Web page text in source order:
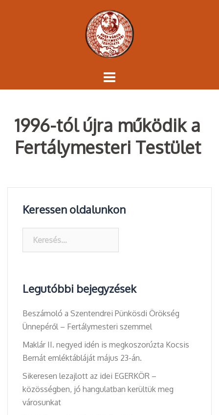
1996-tól újra működik a
Fertálymesteri Testület
Keressen oldalunkon
Legutóbbi bejegyzések
Beszámoló a Szentendrei Pünkösdi Örökség
Ünnepéről – Fertálymesteri szemmel
Maklár II. negyed idén is megkoszorúzta Kocsis
Bernát emléktábláját május 23-án.
Sikeresen lezajlott az idei EGERKÖR –
közösségben, jó hangulatban kerültük meg
városunkat